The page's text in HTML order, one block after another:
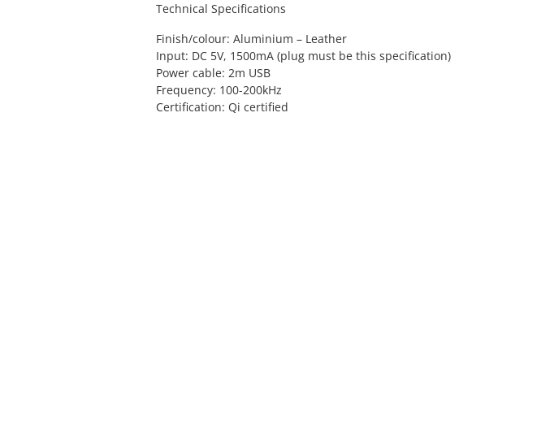
Technical Specifications
Finish/colour: Aluminium – Leather
Input: DC 5V, 1500mA (plug must be this specification)
Power cable: 2m USB
Frequency: 100-200kHz
Certification: Qi certified